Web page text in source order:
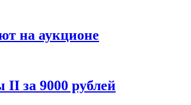
на аукционе
за 9000 рублей